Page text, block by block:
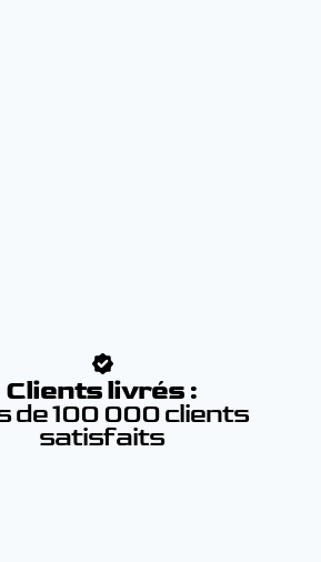
Clients livrés :
de 100 000 clients
satisfaits